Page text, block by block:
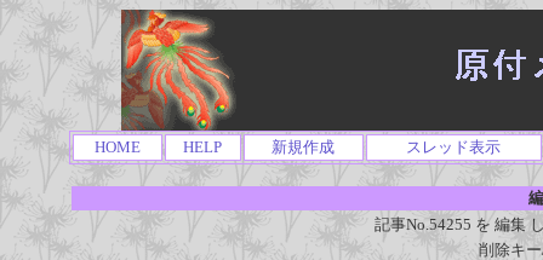
HOME HELP 新規作成 スレッド表示
記事No.54255 を 編集
削除キ